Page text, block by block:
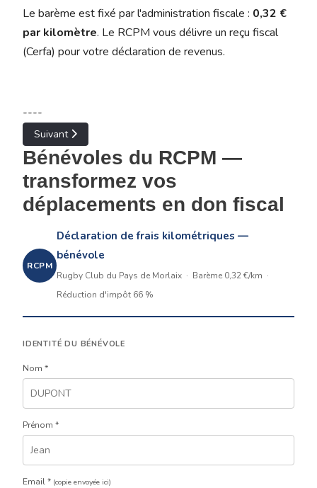
Le barème est fixé par l'administration fiscale : 0,32 €
par kilomètre. Le RCPM vous délivre un reçu fiscal
(Cerfa) pour votre déclaration de revenus.
----
Article suivant : Journée féminines
Suivant
Bénévoles du RCPM —
transformez vos
déplacements en don fiscal
RCPM
Déclaration de frais kilométriques —
bénévole
Rugby Club du Pays de Morlaix · Barème 0,32 €/km ·
Réduction d'impôt 66 %
IDENTITÉ DU BÉNÉVOLE
Nom *
Prénom *
Email * (copie envoyée ici)